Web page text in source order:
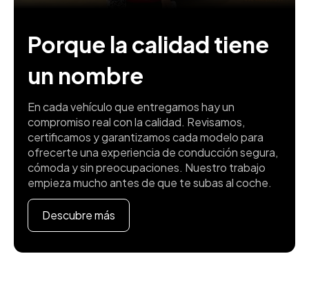
Porque la calidad tiene
un nombre
En cada vehículo que entregamos hay un
compromiso real con la calidad. Revisamos,
certificamos y garantizamos cada modelo para
ofrecerte una experiencia de conducción segura,
cómoda y sin preocupaciones. Nuestro trabajo
empieza mucho antes de que te subas al coche.
Descubre más